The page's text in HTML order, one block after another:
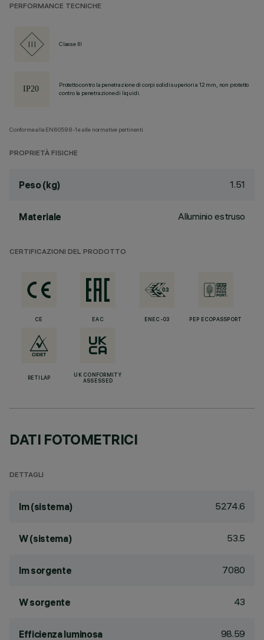
PERFORMANCE TECNICHE
Classe III
Protetto contro la penetrazione di corpi solidi superiori a 12 mm, non protetto
contro la penetrazione di liquidi.
Conforme alla EN60598-1 e alle normative pertinenti.
PROPRIETÀ FISICHE
Peso (kg) 1.51
Materiale Alluminio estruso
CERTIFICAZIONI DEL PRODOTTO
CE EAC ENEC-03 PEP ECOPASSPORT
RETILAP
UK CONFORMITY
ASSESSED
DATI FOTOMETRICI
DETTAGLI
lm (sistema) 5274.6
W (sistema) 53.5
lm sorgente 7080
W sorgente 43
Efficienza luminosa 98.59